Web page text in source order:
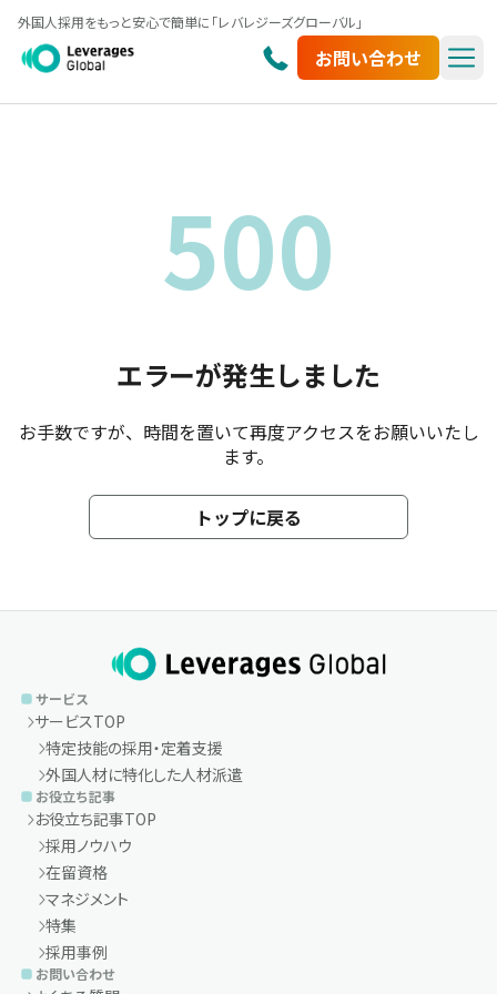
外国人採用をもっと安心で簡単に「レバレジーズグローバル」
お問い合わせ
500
エラーが発生しました
お手数ですが、時間を置いて再度アクセスをお願いいたし
ます。
トップに戻る
サービス
サービスTOP
特定技能の採用・定着支援
外国人材に特化した人材派遣
お役立ち記事
お役立ち記事TOP
採用ノウハウ
在留資格
マネジメント
特集
採用事例
お問い合わせ